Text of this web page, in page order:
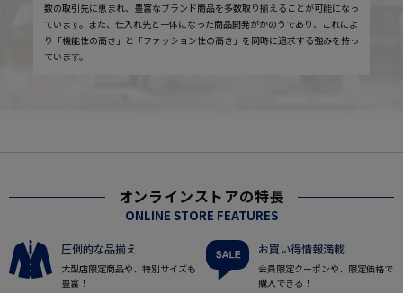
数の取引先に恵まれ、豊富なブランド商品を多数取り揃えることが可能になっ
ています。また、仕入れ先と一体になった商品開発がかのうであり、これによ
り「機能性の高さ」と「ファッション性の高さ」を同時に追求する強みを持っ
ています。
オンラインストアの特長
ONLINE STORE FEATURES
圧倒的な品揃え
大型店限定商品や、特別サイズも
豊富！
お買い得情報満載
会員限定クーポンや、限定価格で
購入できる！